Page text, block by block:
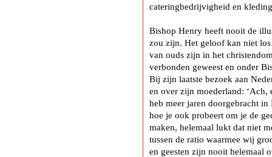
cateringbedrijvigheid en
Bishop Henry heeft nooit de
zou zijn. Het geloof kan niet
van ouds zijn in het
verbonden geweest en onder
Bij zijn laatste bezoek aan
en over zijn moederland: ‘Ach,
heb meer jaren doorgebracht
hoe je ook probeert om je de
maken, helemaal lukt dat niet
tussen de ratio waarmee wij
en geesten zijn nooit helemaal